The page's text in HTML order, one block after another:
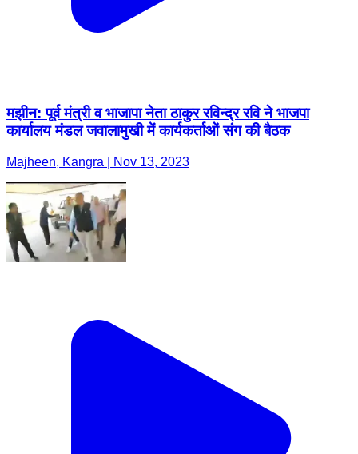
मझीन: पूर्व मंत्री व भाजापा नेता ठाकुर रविन्द्र रवि ने भाजपा
कार्यालय मंडल जवालामुखी में कार्यकर्ताओं संग की बैठक
Majheen, Kangra | Nov 13, 2023